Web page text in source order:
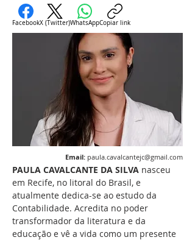
FacebookX (Twitter)WhatsAppCopiar link
Email: paula.cavalcantejc@gmail.com
PAULA CAVALCANTE DA SILVA nasceu
em Recife, no litoral do Brasil, e
atualmente dedica-se ao estudo da
Contabilidade. Acredita no poder
transformador da literatura e da
educação e vê a vida como um presente